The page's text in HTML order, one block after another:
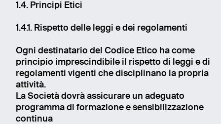
1.4. Principi Etici
1.4.1. Rispetto delle leggi e dei regolamenti
Ogni destinatario del Codice Etico ha come
principio imprescindibile il rispetto di leggi e di
regolamenti vigenti che disciplinano la propria
attività.
La Società dovrà assicurare un adeguato
programma di formazione e sensibilizzazione
continua